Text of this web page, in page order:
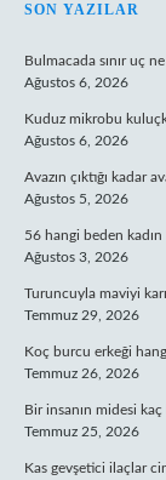
SON YAZILAR
Bulmacada sınır uç
Ağustos 6, 2026
Kuduz mikrobu
Ağustos 6, 2026
Avazın çıktığı kadar
Ağustos 5, 2026
56 hangi beden kadın
Ağustos 3, 2026
Turuncuyla maviyi
Temmuz 29, 2026
Koç burcu erkeği
Temmuz 26, 2026
Bir insanın midesi kaç
Temmuz 25, 2026
Kas gevşetici ilaçlar